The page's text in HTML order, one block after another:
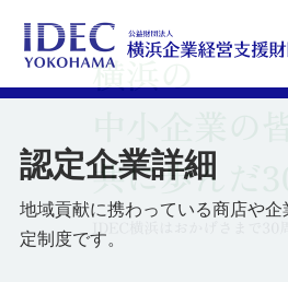
認定企業詳細
地域貢献に携わっている商店や
定制度です。